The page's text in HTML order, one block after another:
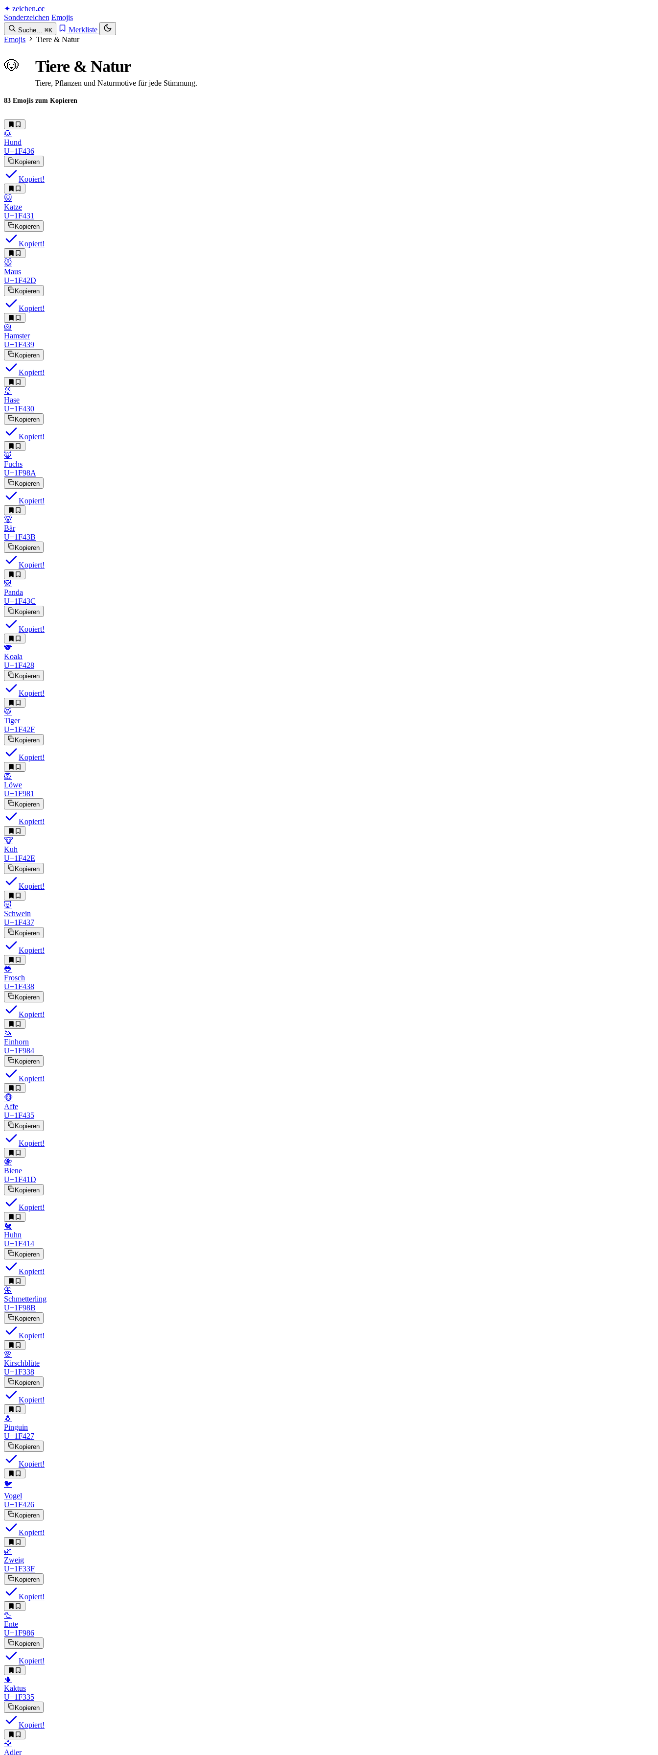
✦ zeichen.cc
Sonderzeichen Emojis
Suche… ⌘K
Merkliste
Emojis
Tiere & Natur
🐶 Tiere & Natur
Tiere, Pflanzen und Naturmotive für jede Stimmung.
83 Emojis zum Kopieren
🐶
Hund
U+1F436
Kopieren
Kopiert!
🐱
Katze
U+1F431
Kopieren
Kopiert!
🐭
Maus
U+1F42D
Kopieren
Kopiert!
🐹
Hamster
U+1F439
Kopieren
Kopiert!
🐰
Hase
U+1F430
Kopieren
Kopiert!
🦊
Fuchs
U+1F98A
Kopieren
Kopiert!
🐻
Bär
U+1F43B
Kopieren
Kopiert!
🐼
Panda
U+1F43C
Kopieren
Kopiert!
🐨
Koala
U+1F428
Kopieren
Kopiert!
🐯
Tiger
U+1F42F
Kopieren
Kopiert!
🦁
Löwe
U+1F981
Kopieren
Kopiert!
🐮
Kuh
U+1F42E
Kopieren
Kopiert!
🐷
Schwein
U+1F437
Kopieren
Kopiert!
🐸
Frosch
U+1F438
Kopieren
Kopiert!
🦄
Einhorn
U+1F984
Kopieren
Kopiert!
🐵
Affe
U+1F435
Kopieren
Kopiert!
🐝
Biene
U+1F41D
Kopieren
Kopiert!
🐔
Huhn
U+1F414
Kopieren
Kopiert!
🦋
Schmetterling
U+1F98B
Kopieren
Kopiert!
🌸
Kirschblüte
U+1F338
Kopieren
Kopiert!
🐧
Pinguin
U+1F427
Kopieren
Kopiert!
🐦
Vogel
U+1F426
Kopieren
Kopiert!
🌿
Zweig
U+1F33F
Kopieren
Kopiert!
🦆
Ente
U+1F986
Kopieren
Kopiert!
🌵
Kaktus
U+1F335
Kopieren
Kopiert!
🦅
Adler